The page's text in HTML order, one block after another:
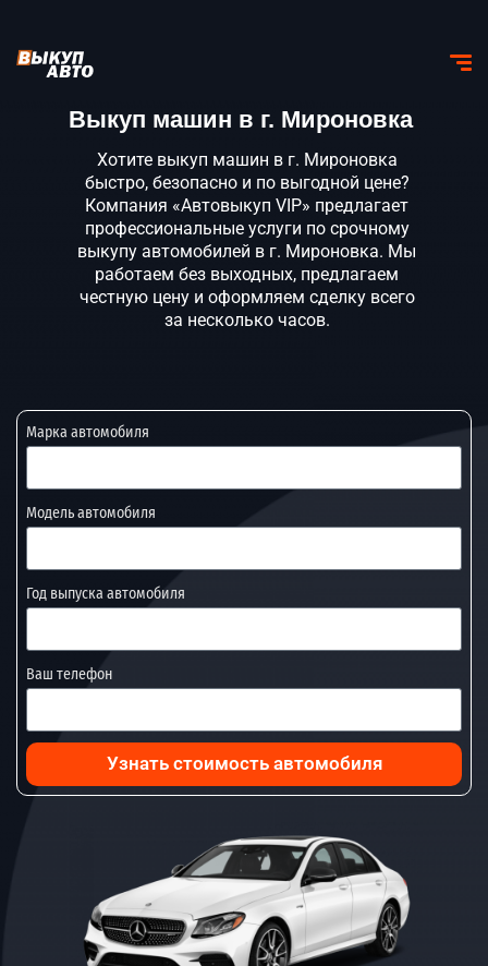
Выкуп машин в г. Мироновка
Хотите выкуп машин в г. Мироновка
быстро, безопасно и по выгодной цене?
Компания «Автовыкуп VIP» предлагает
профессиональные услуги по срочному
выкупу автомобилей в г. Мироновка. Мы
работаем без выходных, предлагаем
честную цену и оформляем сделку всего
за несколько часов.
Марка автомобиля
Модель автомобиля
Год выпуска автомобиля
Ваш телефон
Узнать стоимость автомобиля